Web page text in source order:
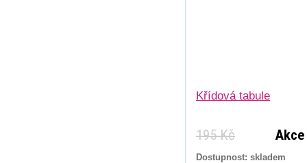
Křídová tabule
195 Kč Akce
Dostupnost: skladem